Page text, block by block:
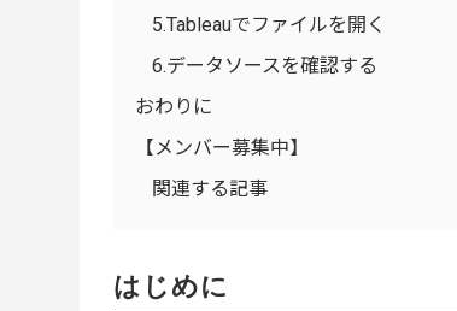
5.Tableauでファイルを開く
6.データソースを確認する
おわりに
【メンバー募集中】
関連する記事
はじめに